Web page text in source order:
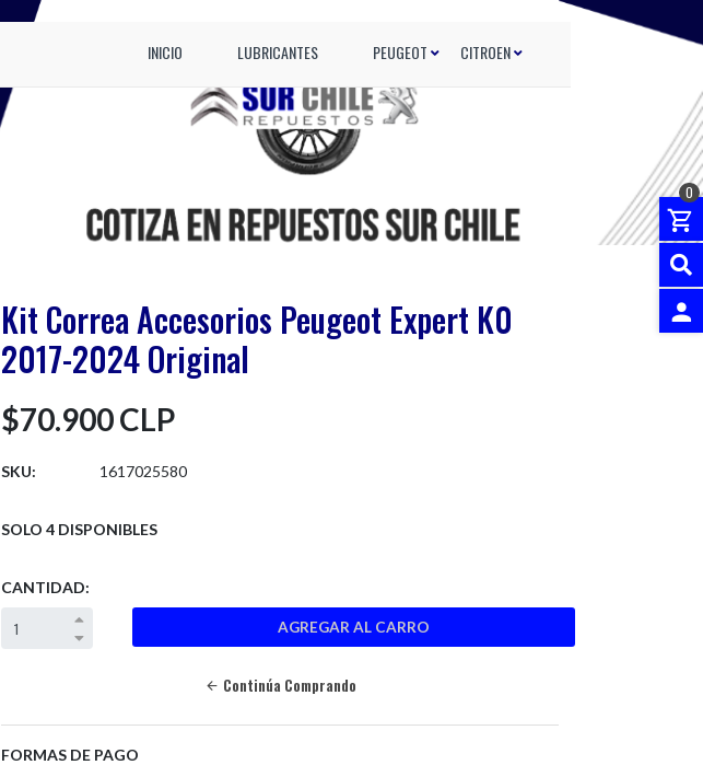
INICIO LUBRICANTES PEUGEOT CITROEN
0
Kit Correa Accesorios Peugeot Expert K0
2017-2024 Original
$70.900 CLP
SKU: 1617025580
SOLO 4 DISPONIBLES
CANTIDAD:
Continúa Comprando
FORMAS DE PAGO